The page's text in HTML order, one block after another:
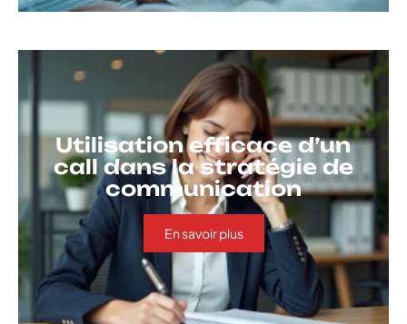
Utilisation efficace d’un
call dans la stratégie de
communication
En savoir plus